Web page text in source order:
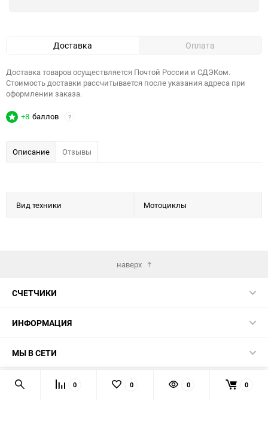
Доставка Оплата
Доставка товаров осуществляется Почтой России и СДЭКом.
Стоимость доставки рассчитывается после указания адреса при
оформлении заказа.
+8 баллов ?
Описание Отзывы
Вид техники Мотоциклы
наверх
СЧЕТЧИКИ
ИНФОРМАЦИЯ
МЫ В СЕТИ
КОНТАКТЫ 0 0 0 0